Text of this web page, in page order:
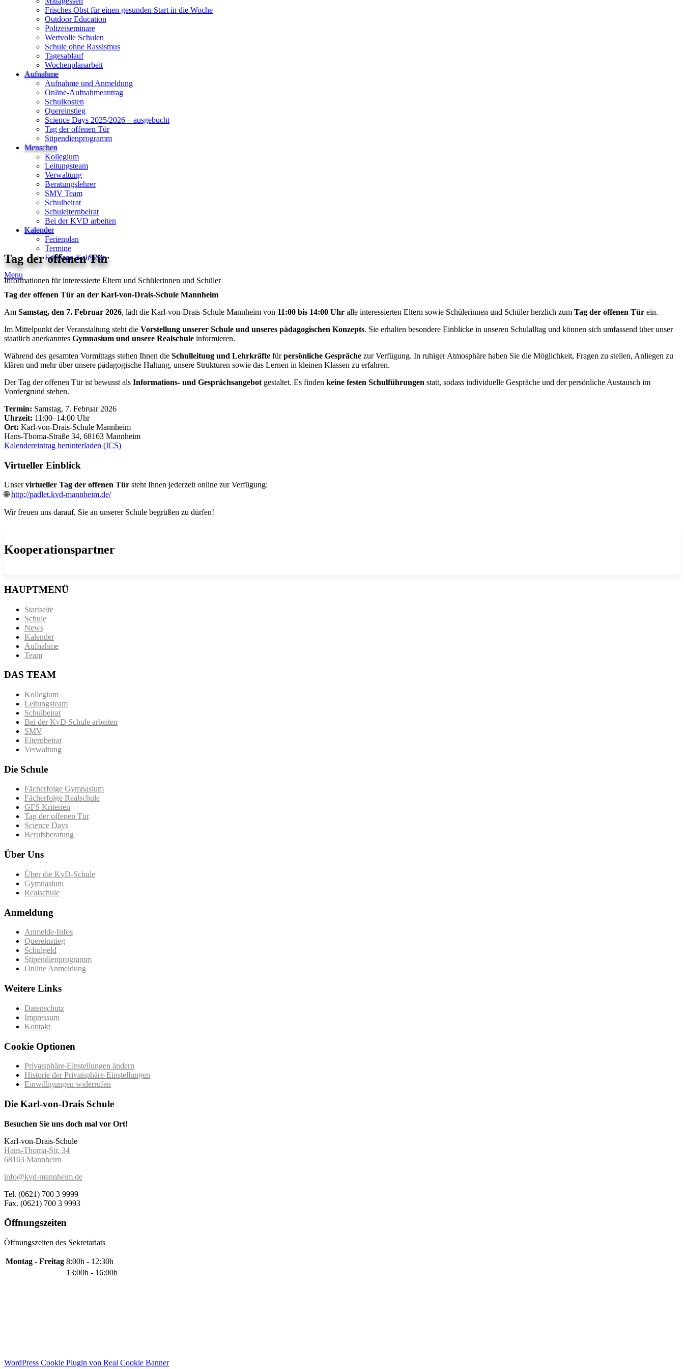
Frisches Obst für einen gesunden Start in die Woche
Outdoor Education
Polizeiseminare
Wertvolle Schulen
Schule ohne Rassismus
Tagesablauf
Wochenplanarbeit
Aufnahme
Aufnahme und Anmeldung
Online-Aufnahmeantrag
Schulkosten
Quereinstieg
Science Days 2025/2026 – ausgebucht
Tag der offenen Tür
Stipendienprogramm
Menschen
Kollegium
Leitungsteam
Verwaltung
Beratungslehrer
SMV Team
Schulbeirat
Schulelternbeirat
Bei der KVD arbeiten
Kalender
Ferienplan
Termine
Edupage-Kalender
Menu
Tag der offenen Tür
Informationen für interessierte Eltern und Schülerinnen und Schüler
Tag der offenen Tür an der Karl-von-Drais-Schule Mannheim
Am Samstag, den 7. Februar 2026, lädt die Karl-von-Drais-Schule Mannheim von 11:00 bis 14:00 Uhr alle interessierten Eltern sowie Schülerinnen und Schüler herzlich zum Tag der offenen Tür ein.
Im Mittelpunkt der Veranstaltung steht die Vorstellung unserer Schule und unseres pädagogischen Konzepts. Sie erhalten besondere Einblicke in unseren Schulalltag und können sich umfassend über unser
staatlich anerkanntes Gymnasium und unsere Realschule informieren.
Während des gesamten Vormittags stehen Ihnen die Schulleitung und Lehrkräfte fürpersönliche Gespräche zur Verfügung. In ruhiger Atmosphäre haben Sie die Möglichkeit, Fragen zu stellen, Anliegen zu
klären und mehr über unsere pädagogische Haltung, unsere Strukturen sowie das Lernen in kleinen Klassen zu erfahren.
Der Tag der offenen Tür ist bewusst als Informations- und Gesprächsangebot gestaltet. Es finden keine festen Schulführungen statt, sodass individuelle Gespräche und der persönliche Austausch im
Vordergrund stehen.
Termin: Samstag, 7. Februar 2026
Uhrzeit: 11:00–14:00 Uhr
Ort: Karl-von-Drais-Schule Mannheim
Hans-Thoma-Straße 34, 68163 Mannheim
Kalendereintrag herunterladen (ICS)
Virtueller Einblick
Unservirtueller Tag der offenen Tür steht Ihnen jederzeit online zur Verfügung:
🌐http://padlet.kvd-mannheim.de/
Wir freuen uns darauf, Sie an unserer Schule begrüßen zu dürfen!
Kooperationspartner
HAUPTMENÜ
Startseite
Schule
News
Kalender
Aufnahme
Team
DAS TEAM
Kollegium
Leitungsteam
Schulbeirat
Bei der KvD Schule arbeiten
SMV
Elternbeirat
Verwaltung
Die Schule
Fächerfolge Gymnasium
Fächerfolge Realschule
GFS Kriterien
Tag der offenen Tür
Science Days
Berufsberatung
Über Uns
Über die KvD-Schule
Gymnasium
Realschule
Anmeldung
Anmelde-Infos
Quereinstieg
Schulgeld
Stipendienprogramm
Online Anmeldung
Weitere Links
Datenschutz
Impressum
Kontakt
Cookie Optionen
Privatsphäre-Einstellungen ändern
Historie der Privatsphäre-Einstellungen
Einwilligungen widerrufen
Die Karl-von-Drais Schule
Besuchen Sie uns doch mal vor Ort!
Karl-von-Drais-Schule
Hans-Thoma-Str. 34
68163 Mannheim
info@kvd-mannheim.de
Tel. (0621) 700 3 9999
Fax. (0621) 700 3 9993
Öffnungszeiten
Öffnungszeiten des Sekretariats
Montag - Freitag 8:00h - 12:30h
13:00h - 16:00h
WordPress Cookie Plugin von Real Cookie Banner